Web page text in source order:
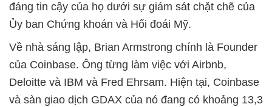
đáng tin cậy của họ dưới sự giám sát chặt chẽ của
Ủy ban Chứng khoán và Hối đoái Mỹ.
Về nhà sáng lập, Brian Armstrong chính là Founder
của Coinbase. Ông từng làm việc với Airbnb,
Deloitte và IBM và Fred Ehrsam. Hiện tại, Coinbase
và sàn giao dịch GDAX của nó đang có khoảng 13,3